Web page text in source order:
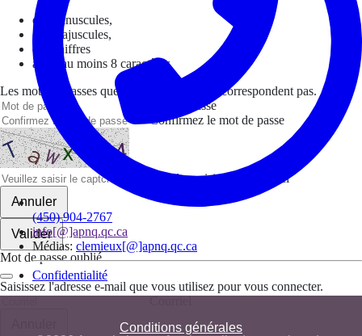
(450) 904-2767
info[@]apnq.qc.ca
Médias: clemieux[@]apnq.qc.ca
Confidentialité
Conditions générales
des minuscules,
des majuscules,
des chiffres
avoir au moins 8 caractères
Les mots de passes que vous avez saisis ne correspondent pas.
Mot de passe
Confirmez le mot de passe
Veuillez saisir le captcha ici
Annuler
Valider
Mot de passe oublié
Saisissez l'adresse e-mail que vous utilisez pour vous connecter.